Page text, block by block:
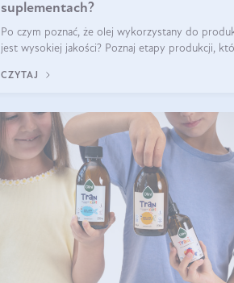
suplementach?
Po czym poznać, że olej wykorzystany do
jest wysokiej jakości? Poznaj etapy produkcji,
CZYTAJ